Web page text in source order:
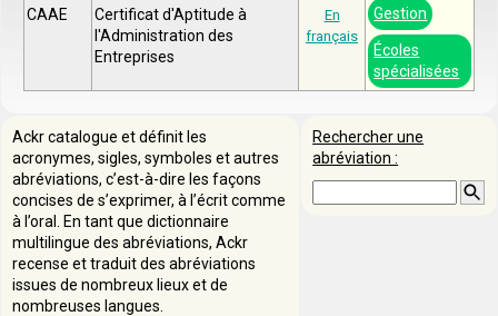
CAAE
Certificat d'Aptitude à
l'Administration des
Entreprises
En
français
Gestion
Écoles
spécialisées
Rechercher une
abréviation :
Ackr catalogue et définit les
acronymes, sigles, symboles et autres
abréviations, c’est-à-dire les façons
concises de s’exprimer, à l’écrit comme
à l’oral. En tant que dictionnaire
multilingue des abréviations, Ackr
recense et traduit des abréviations
issues de nombreux lieux et de
nombreuses langues.